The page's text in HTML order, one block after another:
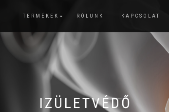
TERMÉKEK RÓLUNK KAPCSOLAT
IZÜLETVÉDŐ